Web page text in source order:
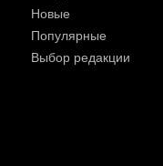
Новые
Популярные
Выбор редакции